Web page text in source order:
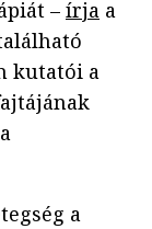
– írja a
kutatói a
a